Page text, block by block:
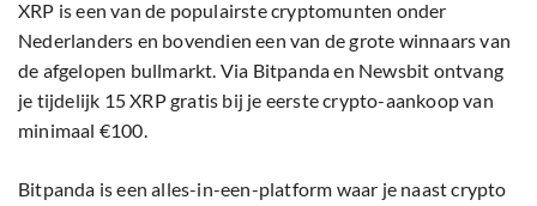
XRP is een van de populairste cryptomunten onder
Nederlanders en bovendien een van de grote winnaars van
de afgelopen bullmarkt. Via Bitpanda en Newsbit ontvang
je tijdelijk 15 XRP gratis bij je eerste crypto-aankoop van
minimaal €100.
Bitpanda is een alles-in-een-platform waar je naast crypto